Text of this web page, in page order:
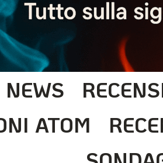
NEWS
ATOM